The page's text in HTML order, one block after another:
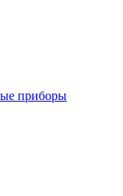
приборы